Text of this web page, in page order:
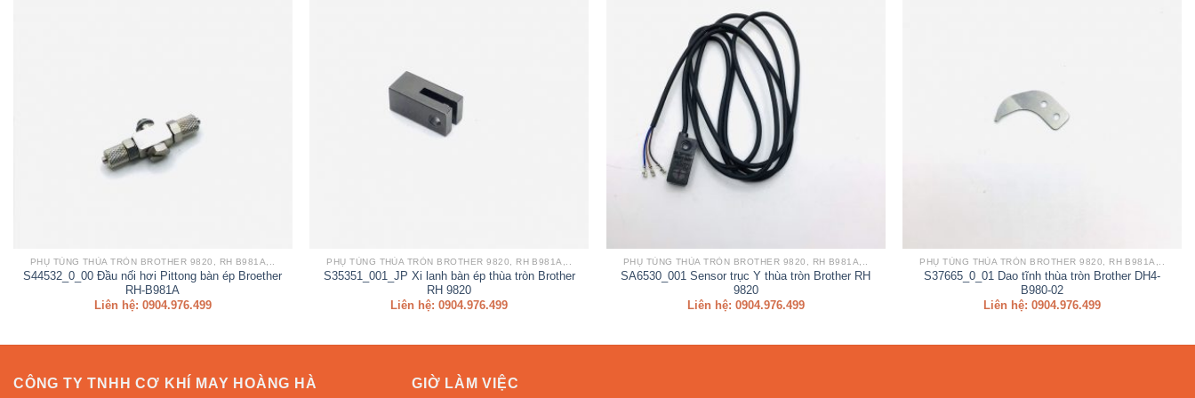
PHỤ TÙNG THÙA TRÒN BROTHER 9820, RH B981A,..
S44532_0_00 Đầu nối hơi Pittong bàn ép Broether
RH-B981A
Liên hệ: 0904.976.499
PHỤ TÙNG THÙA TRÒN BROTHER 9820, RH B981A,..
S35351_001_JP Xi lanh bàn ép thùa tròn Brother
RH 9820
Liên hệ: 0904.976.499
PHỤ TÙNG THÙA TRÒN BROTHER 9820, RH B981A,..
SA6530_001 Sensor trục Y thùa tròn Brother RH
9820
Liên hệ: 0904.976.499
PHỤ TÙNG THÙA TRÒN BROTHER 9820, RH B981A,..
S37665_0_01 Dao tĩnh thùa tròn Brother DH4-
B980-02
Liên hệ: 0904.976.499
CÔNG TY TNHH CƠ KHÍ MAY HOÀNG HÀ GIỜ LÀM VIỆC